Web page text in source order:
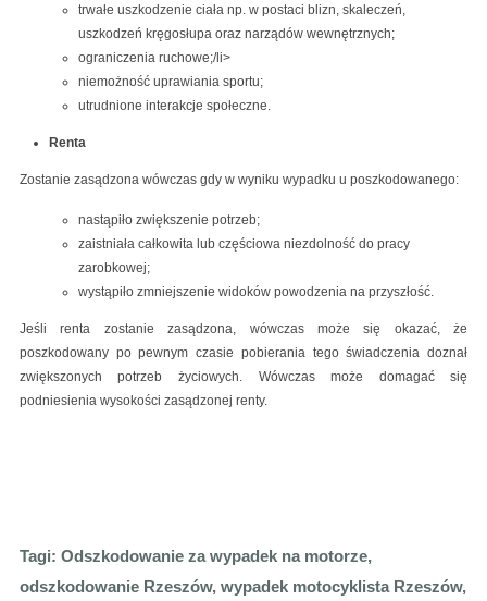
trwałe uszkodzenie ciała np. w postaci blizn, skaleczeń,
uszkodzeń kręgosłupa oraz narządów wewnętrznych;
ograniczenia ruchowe;/li>
niemożność uprawiania sportu;
utrudnione interakcje społeczne.
Renta
Zostanie zasądzona wówczas gdy w wyniku wypadku u poszkodowanego:
nastąpiło zwiększenie potrzeb;
zaistniała całkowita lub częściowa niezdolność do pracy
zarobkowej;
wystąpiło zmniejszenie widoków powodzenia na przyszłość.
Jeśli renta zostanie zasądzona, wówczas może się okazać, że
poszkodowany po pewnym czasie pobierania tego świadczenia doznał
zwiększonych potrzeb życiowych. Wówczas może domagać się
podniesienia wysokości zasądzonej renty.
Tagi: Odszkodowanie za wypadek na motorze,
odszkodowanie Rzeszów, wypadek motocyklista Rzeszów,